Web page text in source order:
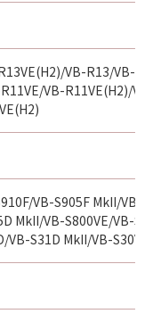
許諾ソフトウ
トウェア」に
なる保証もし
当な入手を証
客様の「許諾
り90日の間、通
諾ソフトウェ
「メディア」
陥がないこと
れらの販売代
VB-R13/VB-
VB-R11VE(H2)/
VB-S905F MkII/VB-
MkII/VB-S800VE/VB-
VB-S31D MkII/VB-